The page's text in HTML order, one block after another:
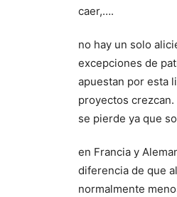
caer,….
no hay un solo
excepciones de
apuestan por esta
proyectos
se pierde ya que
en Francia y
diferencia de que
normalmente